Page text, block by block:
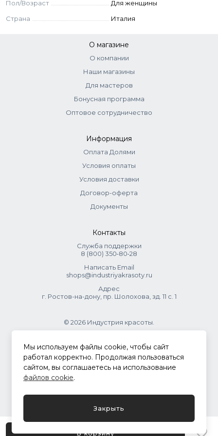
В корзину
Пол/Возраст
Для женщины
Страна
Италия
О магазине
О компании
Наши магазины
Для мастеров
Бонусная программа
Оптовое сотрудничество
Информация
Оплата Долями
Условия оплаты
Условия доставки
Договор-оферта
Документы
Контакты
Служба поддержки
8 (800) 350‑80‑28
Написать Email
shops@industriyakrasoty.ru
Адрес
г. Ростов-на-дону, пр. Шолохова, зд. 11 с. 1
© 2026 Индустрия красоты.
.
Политика конфиденциальности
Мы используем файлы cookie, чтобы сайт
работал корректно. Продолжая пользоваться
сайтом, вы соглашаетесь на использование
файлов cookie.
Закрыть